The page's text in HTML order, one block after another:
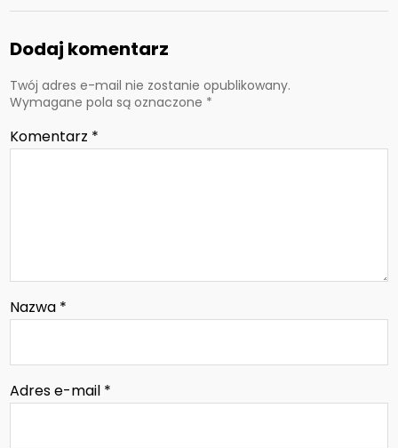
Dodaj komentarz
Twój adres e-mail nie zostanie opublikowany.
Wymagane pola są oznaczone *
Komentarz *
Nazwa *
Adres e-mail *